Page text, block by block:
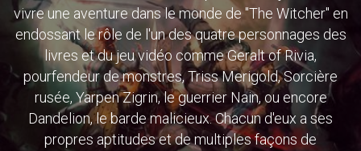
vivre une aventure dans le monde de "The Witcher" en
endossant le rôle de l'un des quatre personnages des
livres et du jeu vidéo comme Geralt of Rivia,
pourfendeur de monstres, Triss Merigold, Sorcière
rusée, Yarpen Zigrin, le guerrier Nain, ou encore
Dandelion, le barde malicieux. Chacun d'eux a ses
propres aptitudes et de multiples façons de